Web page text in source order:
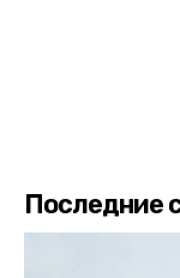
Последние